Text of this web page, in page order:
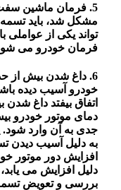
5. فرمان ماشین
مشکل شد، باید تسمه
تواند یکی از
فرمان خودرو می
6. داغ شدن بیش از
خودرو آسیب دیده
اتفاق بیفتد داغ
دمای موتور خودرو
جدی به آن وارد
به دلیل آسیب دیدن
افزایش دور موتور
دلیل افزایش می
بررسی و تعویض